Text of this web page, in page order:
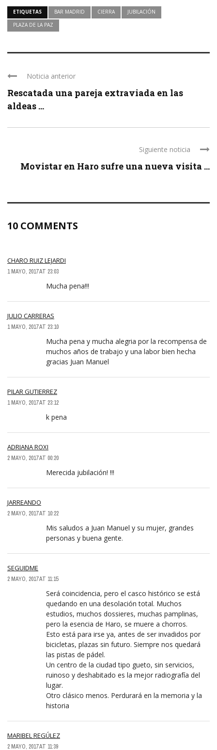
ETIQUETAS BAR MADRID CIERRA
JUBILACIÓN
PLAZA DE LA PAZ
Noticia anterior
Rescatada una pareja extraviada en las
aldeas ...
Siguiente noticia
Movistar en Haro sufre una nueva visita ...
10 COMMENTS
CHARO RUIZ LEJARDI
1 MAYO, 2017 AT 23:03
Mucha pena!!!
JULIO CARRERAS
1 MAYO, 2017 AT 23:10
Mucha pena y mucha alegria por la recompensa de
muchos años de trabajo y una labor bien hecha
gracias Juan Manuel
PILAR GUTIERREZ
1 MAYO, 2017 AT 23:12
k pena
ADRIANA ROXI
2 MAYO, 2017 AT 00:20
Merecida jubilación! !!!
JARREANDO
2 MAYO, 2017 AT 10:22
Mis saludos a Juan Manuel y su mujer, grandes
personas y buena gente.
SEGUIDME
2 MAYO, 2017 AT 11:15
Será coincidencia, pero el casco histórico se está
quedando en una desolación total. Muchos
estudios, muchos dossieres, muchas pamplinas,
pero la esencia de Haro, se muere a chorros.
Esto está para irse ya, antes de ser invadidos por
bicicletas, plazas sin futuro. Siempre nos quedará
las pistas de pádel.
Un centro de la ciudad tipo gueto, sin servicios,
ruinoso y deshabitado es la mejor radiografía del
lugar.
Otro clásico menos. Perdurará en la memoria y la
historia
MARIBEL REGÚLEZ
2 MAYO, 2017 AT 11:39